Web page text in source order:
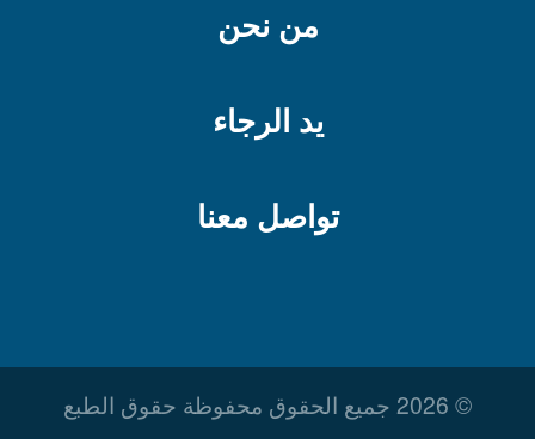
من نحن
يد الرجاء
تواصل معنا
© 2026 جميع الحقوق محفوظة حقوق الطبع